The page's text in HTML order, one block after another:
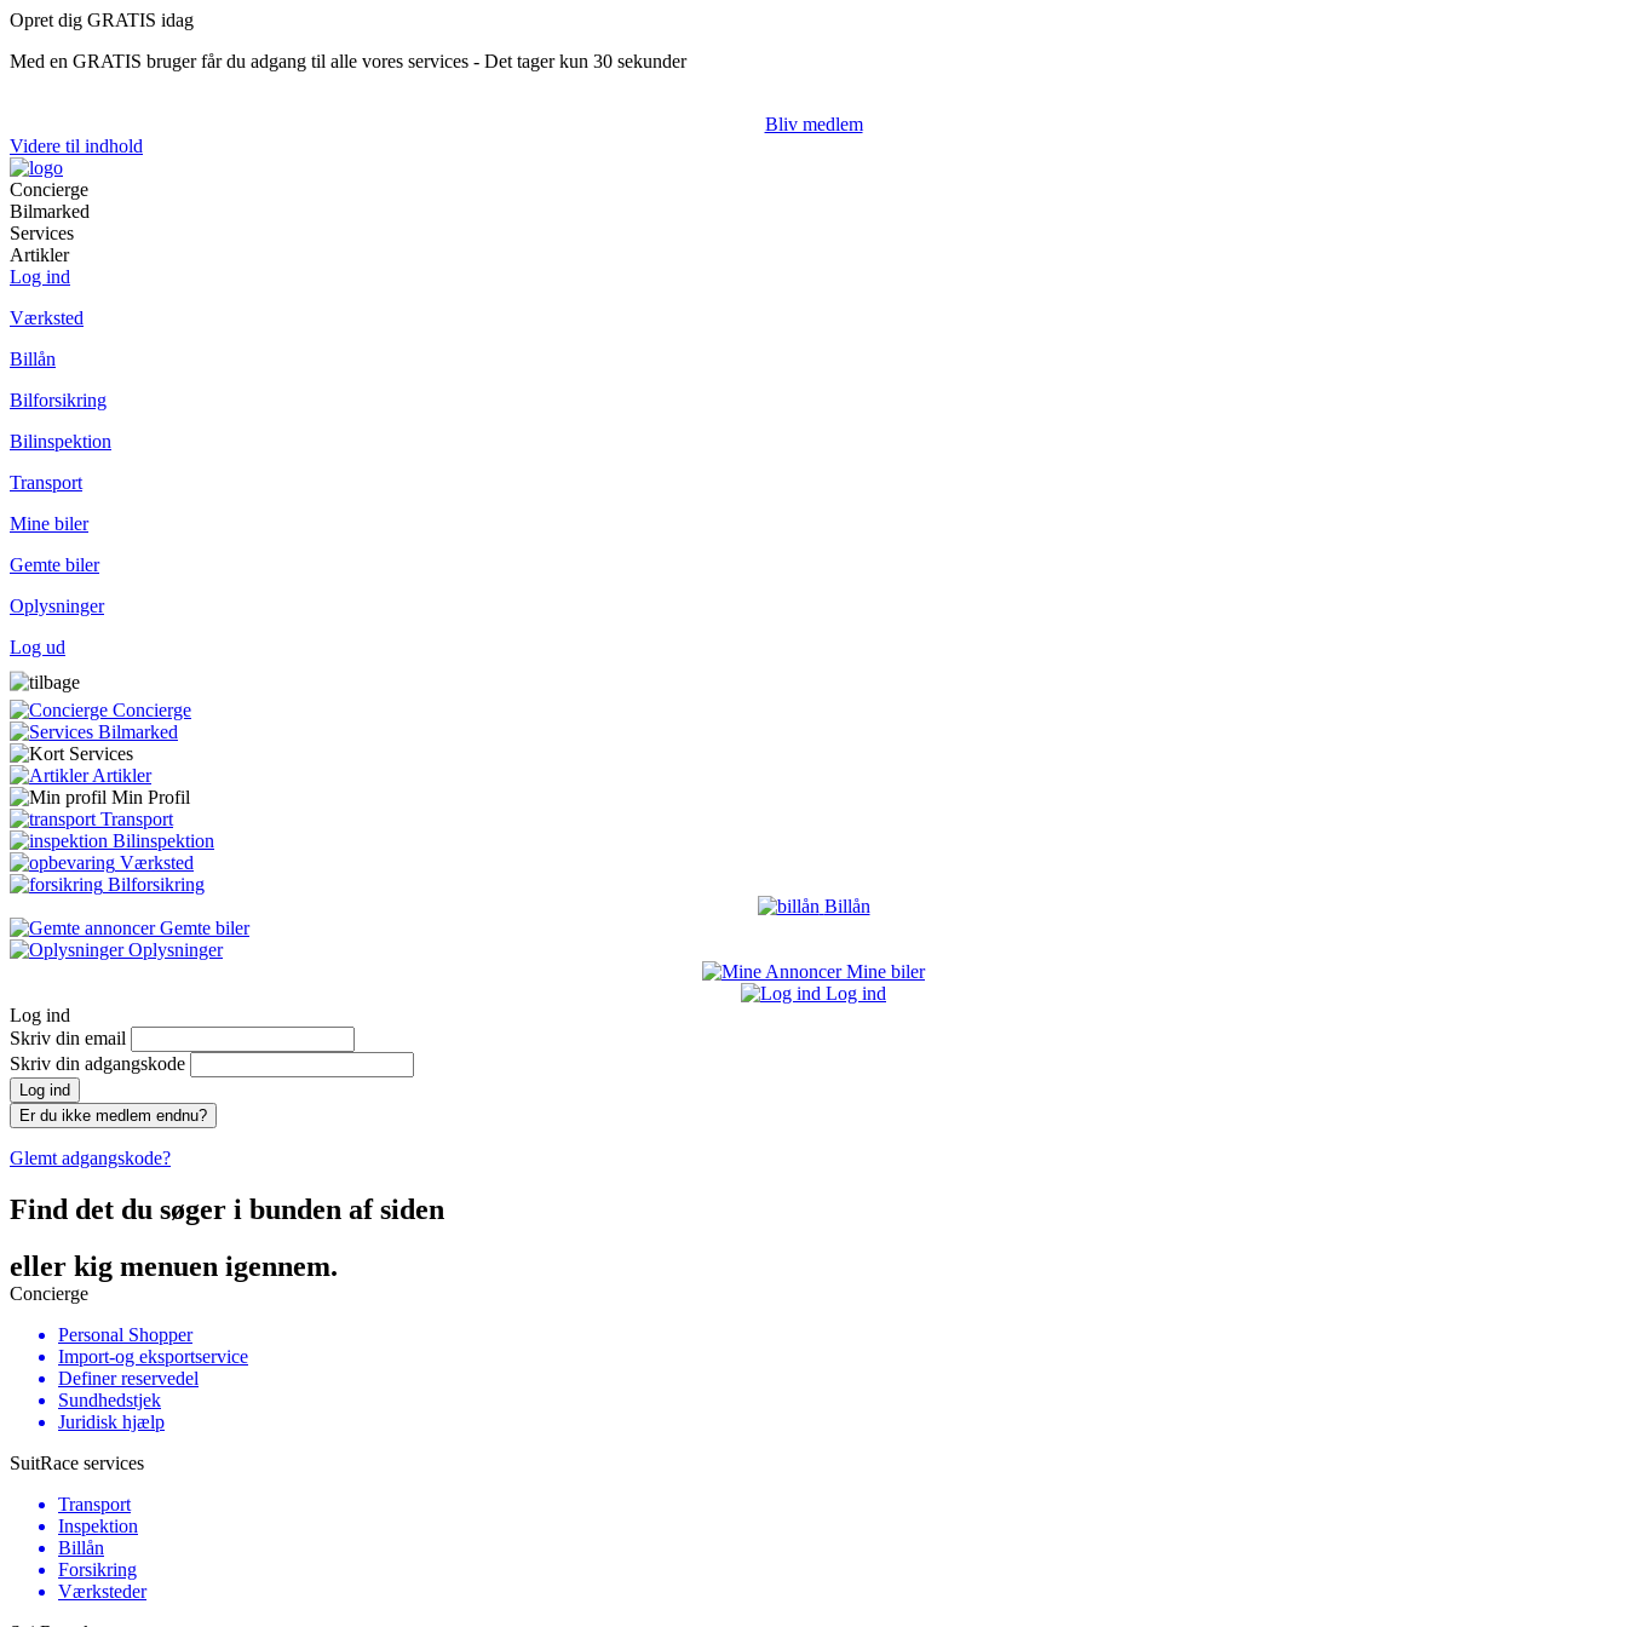
Opret dig GRATIS idag
Med en GRATIS bruger får du adgang til alle vores services - Det tager kun 30 sekunder
Bliv medlem
Videre til indhold
Concierge
Bilmarked
Services
Artikler
Log ind
Værksted
Billån
Bilforsikring
Bilinspektion
Transport
Mine biler
Gemte biler
Oplysninger
Log ud
Concierge
Bilmarked
Services
Artikler
Min Profil
Transport
Bilinspektion
Værksted
Bilforsikring
Billån
Gemte biler
Oplysninger
Mine biler
Log ind
Log ind
Skriv din email
Skriv din adgangskode
Log ind
Er du ikke medlem endnu?
Glemt adgangskode?
Find det du søger i bunden af siden
eller kig menuen igennem.
Concierge
Personal Shopper
Import-og eksportservice
Definer reservedel
Sundhedstjek
Juridisk hjælp
SuitRace services
Transport
Inspektion
Billån
Forsikring
Værksteder